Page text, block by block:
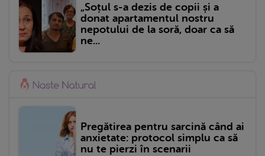
„Soțul s-a dezis de copii și a
donat apartamentul nostru
nepotului de la soră, doar ca să
ne...
Pregătirea pentru sarcină când ai
anxietate: protocol simplu ca să
nu te pierzi în scenarii